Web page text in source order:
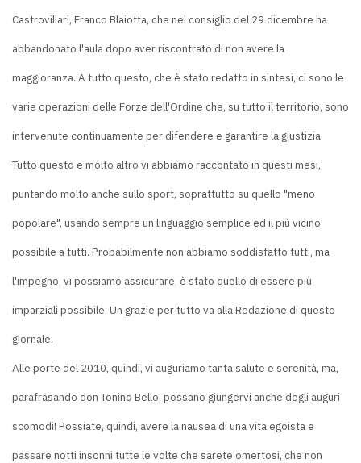
Castrovillari, Franco Blaiotta, che nel consiglio del 29 dicembre ha
abbandonato l'aula dopo aver riscontrato di non avere la
maggioranza. A tutto questo, che è stato redatto in sintesi, ci sono le
varie operazioni delle Forze dell'Ordine che, su tutto il territorio, sono
intervenute continuamente per difendere e garantire la giustizia.
Tutto questo e molto altro vi abbiamo raccontato in questi mesi,
puntando molto anche sullo sport, soprattutto su quello "meno
popolare", usando sempre un linguaggio semplice ed il più vicino
possibile a tutti. Probabilmente non abbiamo soddisfatto tutti, ma
l'impegno, vi possiamo assicurare, è stato quello di essere più
imparziali possibile. Un grazie per tutto va alla Redazione di questo
giornale.
Alle porte del 2010, quindi, vi auguriamo tanta salute e serenità, ma,
parafrasando don Tonino Bello, possano giungervi anche degli auguri
scomodi! Possiate, quindi, avere la nausea di una vita egoista e
passare notti insonni tutte le volte che sarete omertosi, che non